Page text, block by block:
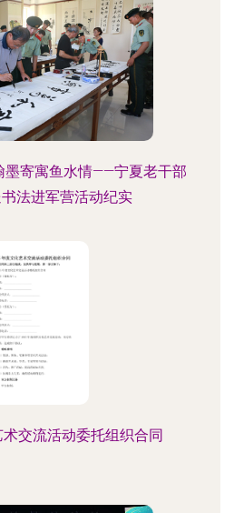
墨寄寓鱼水情——宁夏老干部
法进军营活动纪实
交流活动委托组织合同